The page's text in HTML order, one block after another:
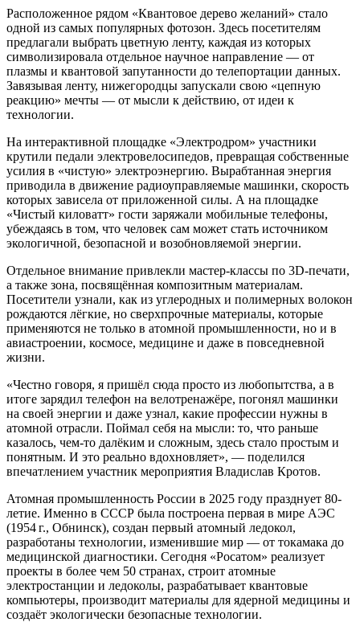
Расположенное рядом «Квантовое дерево желаний» стало
одной из самых популярных фотозон. Здесь посетителям
предлагали выбрать цветную ленту, каждая из которых
символизировала отдельное научное направление — от
плазмы и квантовой запутанности до телепортации данных.
Завязывая ленту, нижегородцы запускали свою «цепную
реакцию» мечты — от мысли к действию, от идеи к
технологии.
На интерактивной площадке «Электродром» участники
крутили педали электровелосипедов, превращая собственные
усилия в «чистую» электроэнергию. Вырабтанная энергия
приводила в движение радиоуправляемые машинки, скорость
которых зависела от приложенной силы. А на площадке
«Чистый киловатт» гости заряжали мобильные телефоны,
убеждаясь в том, что человек сам может стать источником
экологичной, безопасной и возобновляемой энергии.
Отдельное внимание привлекли мастер-классы по 3D-печати,
а также зона, посвящённая композитным материалам.
Посетители узнали, как из углеродных и полимерных волокон
рождаются лёгкие, но сверхпрочные материалы, которые
применяются не только в атомной промышленности, но и в
авиастроении, космосе, медицине и даже в повседневной
жизни.
«Честно говоря, я пришёл сюда просто из любопытства, а в
итоге зарядил телефон на велотренажёре, погонял машинки
на своей энергии и даже узнал, какие профессии нужны в
атомной отрасли. Поймал себя на мысли: то, что раньше
казалось, чем‑то далёким и сложным, здесь стало простым и
понятным. И это реально вдохновляет», — поделился
впечатлением участник мероприятия Владислав Кротов.
Атомная промышленность России в 2025 году празднует 80-
летие. Именно в СССР была построена первая в мире АЭС
(1954 г., Обнинск), создан первый атомный ледокол,
разработаны технологии, изменившие мир — от токамака до
медицинской диагностики. Сегодня «Росатом» реализует
проекты в более чем 50 странах, строит атомные
электростанции и ледоколы, разрабатывает квантовые
компьютеры, производит материалы для ядерной медицины и
создаёт экологически безопасные технологии.